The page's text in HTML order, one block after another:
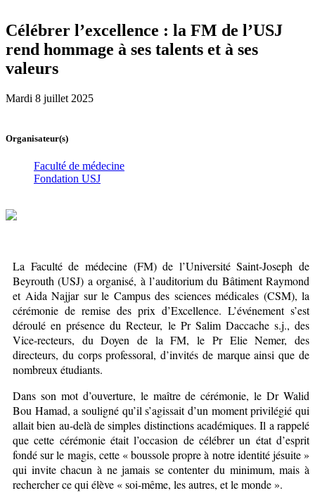
Célébrer l’excellence : la FM de l’USJ
rend hommage à ses talents et à ses
valeurs
Mardi 8 juillet 2025
Organisateur(s)
Faculté de médecine
Fondation USJ
La Faculté de médecine (FM) de l’Université Saint-Joseph de
Beyrouth (USJ) a organisé, à l’auditorium du Bâtiment Raymond
et Aida Najjar sur le Campus des sciences médicales (CSM), la
cérémonie de remise des prix d’Excellence. L’événement s’est
déroulé en présence du Recteur, le Pr Salim Daccache s.j., des
Vice-recteurs, du Doyen de la FM, le Pr Elie Nemer, des
directeurs, du corps professoral, d’invités de marque ainsi que de
nombreux étudiants.
Dans son mot d’ouverture, le maître de cérémonie, le Dr Walid
Bou Hamad, a souligné qu’il s’agissait d’un moment privilégié qui
allait bien au-delà de simples distinctions académiques. Il a rappelé
que cette cérémonie était l’occasion de célébrer un état d’esprit
fondé sur le magis, cette « boussole propre à notre identité jésuite »
qui invite chacun à ne jamais se contenter du minimum, mais à
rechercher ce qui élève « soi-même, les autres, et le monde ».